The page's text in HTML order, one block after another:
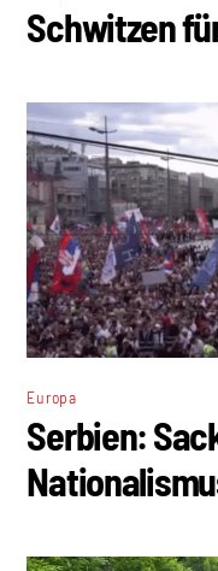
Schwitzen
Europa
Serbien: